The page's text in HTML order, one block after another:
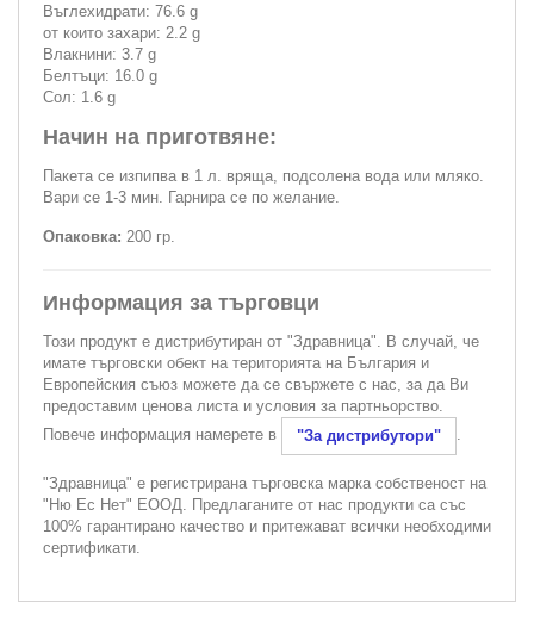
Въглехидрати: 76.6 g
от които захари: 2.2 g
Влакнини: 3.7 g
Белтъци: 16.0 g
Сол: 1.6 g
Начин на приготвяне:
Пакета се изпипва в 1 л. вряща, подсолена вода или мляко.
Вари се 1-3 мин. Гарнира се по желание.
Опаковка: 200 гр.
Информация за търговци
Този продукт е дистрибутиран от "Здравница". В случай, че
имате търговски обект на територията на България и
Европейския съюз можете да се свържете с нас, за да Ви
предоставим ценова листа и условия за партньорство.
Повече информация намерете в
"За дистрибутори" .
"Здравница" е регистрирана търговска марка собственост на
"Ню Ес Нет" ЕООД. Предлаганите от нас продукти са със
100% гарантирано качество и притежават всички необходими
сертификати.